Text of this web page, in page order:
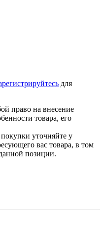
для
право на внесение
товара, его
уточняйте у
вас товара, в том
позиции.